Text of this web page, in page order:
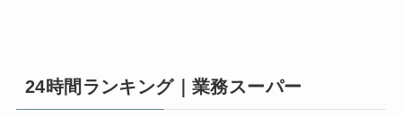
24時間ランキング｜業務スーパー